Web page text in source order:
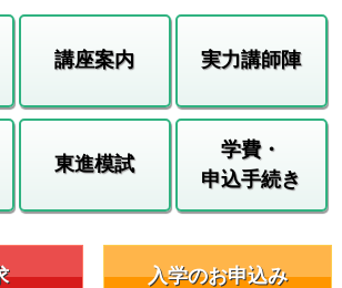
講座案内 実力講師陣
東進模試
学費・
申込手続き
入学のお申込み